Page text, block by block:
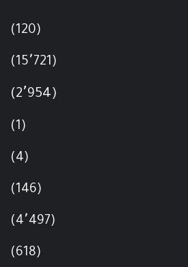
(120)
(15٬721)
(2٬954)
(1)
(4)
(146)
(4٬497)
(618)